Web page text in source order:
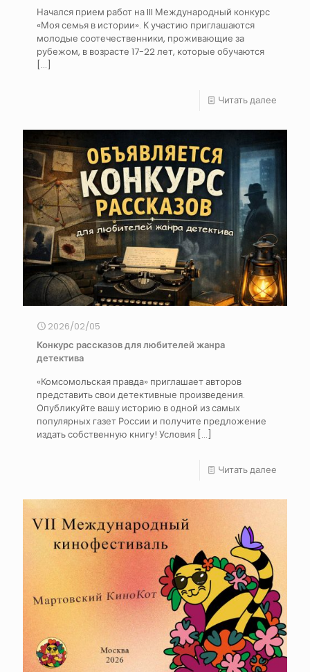
Начался прием работ на III Международный конкурс
«Моя семья в истории». К участию приглашаются
молодые соотечественники, проживающие за
рубежом, в возрасте 17-22 лет, которые обучаются
[…]
Читать далее
2026/02/05
Конкурс рассказов для любителей жанра
детектива
«Комсомольская правда» приглашает авторов
представить свои детективные произведения.
Опубликуйте вашу историю в одной из самых
популярных газет России и получите предложение
издать собственную книгу! Условия […]
Читать далее